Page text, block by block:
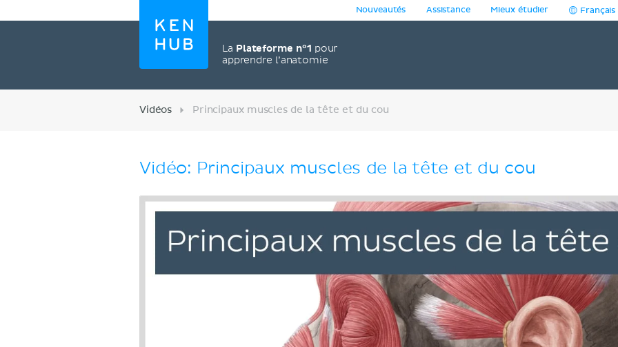
La Plateforme n°1 pour
apprendre l’anatomie
Nouveautés Assistance Mieux étudier Français
Vidéos Principaux muscles de la tête et du cou
Vidéo: Principaux muscles de la tête et du cou